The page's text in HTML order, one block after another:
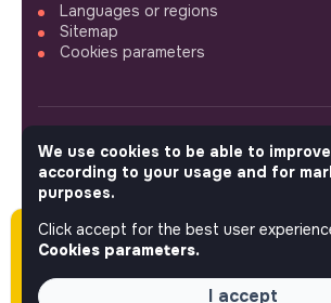
Please note this job was posted
ago (04-22-2026) and may or
expired.
Languages or regions
Sitemap
Cookies parameters
FOLLOW US
© 2026 jobs that makesense.
We use cookies to be able to
according to your usage and for
purposes.
Click accept for the best user
Cookies parameters.
I accept